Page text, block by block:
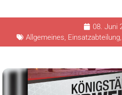
08. Juni
Allgemeines, Einsatzabteilung,